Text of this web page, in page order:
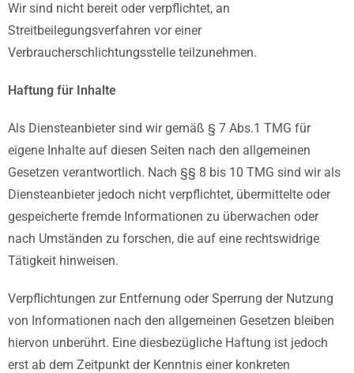
Wir sind nicht bereit oder verpflichtet, an
Streitbeilegungsverfahren vor einer
Verbraucherschlichtungsstelle teilzunehmen.
Haftung für Inhalte
Als Diensteanbieter sind wir gemäß § 7 Abs.1 TMG für
eigene Inhalte auf diesen Seiten nach den allgemeinen
Gesetzen verantwortlich. Nach §§ 8 bis 10 TMG sind wir als
Diensteanbieter jedoch nicht verpflichtet, übermittelte oder
gespeicherte fremde Informationen zu überwachen oder
nach Umständen zu forschen, die auf eine rechtswidrige
Tätigkeit hinweisen.
Verpflichtungen zur Entfernung oder Sperrung der Nutzung
von Informationen nach den allgemeinen Gesetzen bleiben
hiervon unberührt. Eine diesbezügliche Haftung ist jedoch
erst ab dem Zeitpunkt der Kenntnis einer konkreten